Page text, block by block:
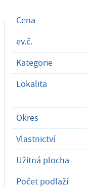
Cena
ev.č.
Kategorie
Lokalita
Okres
Vlastnictví
Užitná plocha
Počet podlaží